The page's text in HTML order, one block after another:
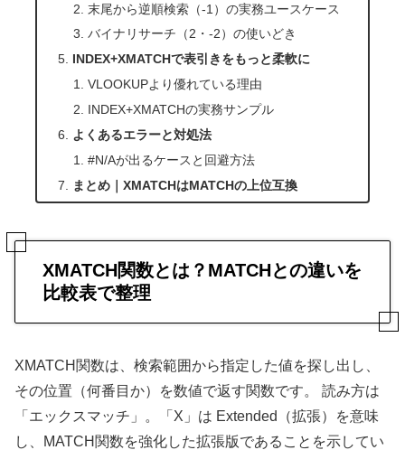
末尾から逆順検索（-1）の実務ユースケース
バイナリサーチ（2・-2）の使いどき
INDEX+XMATCHで表引きをもっと柔軟に
VLOOKUPより優れている理由
INDEX+XMATCHの実務サンプル
よくあるエラーと対処法
#N/Aが出るケースと回避方法
まとめ｜XMATCHはMATCHの上位互換
XMATCH関数とは？MATCHとの違いを
比較表で整理
XMATCH関数は、検索範囲から指定した値を探し出し、
その位置（何番目か）を数値で返す関数です。 読み方は
「エックスマッチ」。「X」は Extended（拡張）を意味
し、MATCH関数を強化した拡張版であることを示してい